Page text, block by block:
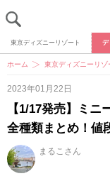
東京ディズニーリゾート デ
ホーム 東京ディズニーリゾ
2023年01月22日
【1/17発売】ミ
全種類まとめ！値
まるこさん